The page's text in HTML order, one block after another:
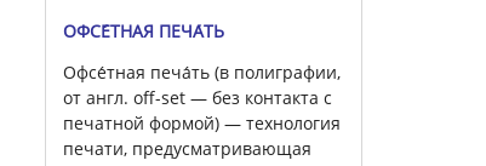
ОФСЕ́ТНАЯ ПЕЧА́ТЬ
Офсе́тная печа́ть (в полиграфии,
от англ. off-set — без контакта с
печатной формой) — технология
печати, предусматривающая